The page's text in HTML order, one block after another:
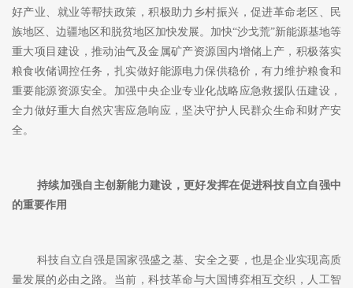
好产业、就业等帮扶政策，积极助力乡村振兴，促进革命老区、民
族地区、边疆地区和脱贫地区加快发展。加快“沙戈荒”新能源基地等
重大项目建设，推动油气及金属矿产资源国内增储上产，积极落实
粮食收储调控任务，扎实做好能源电力保供稳价，有力维护粮食和
重要能源资源安全。加强中央企业专业化战略应急救援队伍建设，
全力做好重大自然灾害应急响应，坚决守护人民群众生命和财产安
全。
持续加强自主创新能力建设，更好发挥在促进科技自立自强中
的重要作用
科技自立自强是国家强盛之基、安全之要，也是企业实现高质
量发展的必由之路。当前，科技革命与大国博弈相互交织，人工智